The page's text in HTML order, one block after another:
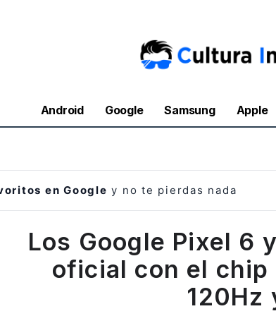
Android Google Samsung Apple
en Google y no te pierdas nada
Los Google Pixel 6
oficial con el chip
120Hz